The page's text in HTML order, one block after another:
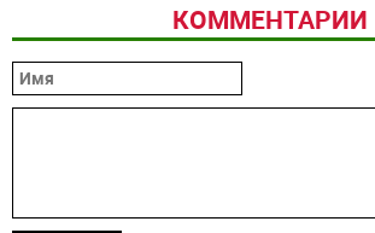
КОММЕНТАРИИ